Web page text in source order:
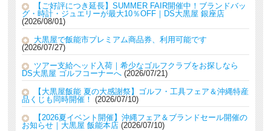
【ご好評につき延長】SUMMER FAIR開催中！ブランドバッ
グ・時計・ジュエリーが最大10％OFF｜DS大黒屋 銀座店
2026/08/01
大黒屋で飯能市プレミアム商品券、利用可能です
2026/07/27
ツアー支給ヘッド入荷｜希少なゴルフクラブをお探しなら
DS大黒屋 ゴルフコーナーへ 2026/07/21
【大黒屋飯能 夏の大感謝祭】ゴルフ・工具フェア＆沖縄特産
品くじも同時開催！
2026/07/10
【2026夏イベント開催】沖縄フェア＆ブランドセール開催の
お知らせ｜大黒屋 飯能本店 2026/07/10